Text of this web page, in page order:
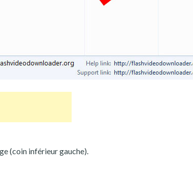
(coin inférieur gauche).